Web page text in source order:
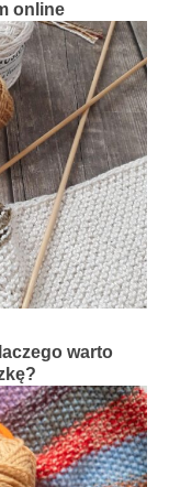
online
warto